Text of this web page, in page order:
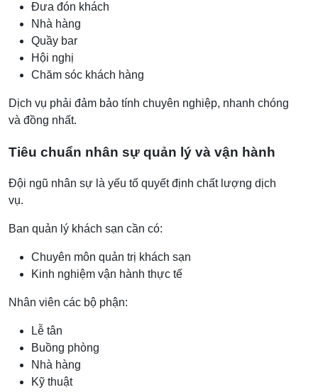
Đưa đón khách
Nhà hàng
Quầy bar
Hội nghị
Chăm sóc khách hàng
Dịch vụ phải đảm bảo tính chuyên nghiệp, nhanh chóng
và đồng nhất.
Tiêu chuẩn nhân sự quản lý và vận hành
Đội ngũ nhân sự là yếu tố quyết định chất lượng dịch
vụ.
Ban quản lý khách sạn cần có:
Chuyên môn quản trị khách sạn
Kinh nghiệm vận hành thực tế
Nhân viên các bộ phận:
Lễ tân
Buồng phòng
Nhà hàng
Kỹ thuật